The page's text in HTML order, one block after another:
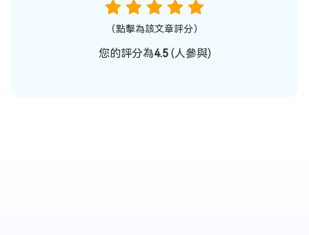
（點擊為該文章評分）
您的評分為4.5(人參與)